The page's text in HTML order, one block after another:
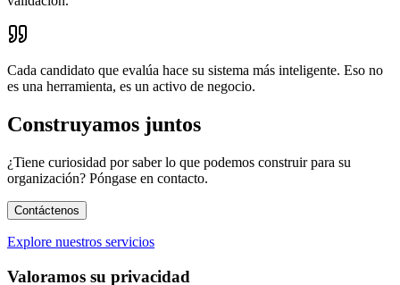
Cada candidato que evalúa hace su sistema más inteligente. Eso no
es una herramienta, es un activo de negocio.
Construyamos juntos
¿Tiene curiosidad por saber lo que podemos construir para su
organización? Póngase en contacto.
Contáctenos
Explore nuestros servicios
Valoramos su privacidad